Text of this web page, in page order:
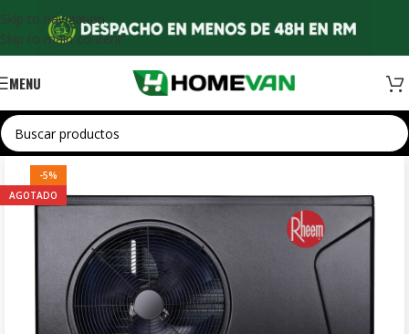
Skip to navigation
Skip to main content
MENU
-5%
AGOTADO